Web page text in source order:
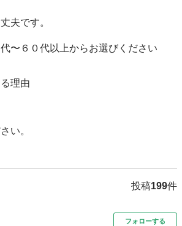
夫です。
〜６０代以上からお選びください
理由
い。
投稿199件
フォローする